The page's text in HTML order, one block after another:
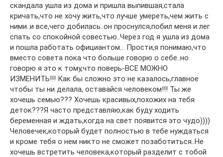
скандала ушла из дома и пришла выпившая,стала
кричать,что не хочу жить,что лучше умереть,чем жить с
ними..и все,чего добилась..он проснулся,побил меня и лег
спать со спокойной совестью..Через год я ушла из дома
и пошла работать официантом… Прости,я понимаю,что
вместо совета пока что больше говорю о себе..но
говорю я это к тому,что поверь-ВСЕ МОЖНО
ИЗМЕНИТЬ!!! Как бы сложно это не казалось,главное
чтобы ты ни делала, оставайся человеком!!! Ты же
хочешь семью??? Хочешь красивых,похожих на тебя
деток???Я часто представляю,как буду ходить
беременная и ждать,когда на свет появится это чудо))))
Человечек,который будет полностью в тебе нуждаться
и кроме тебя о нем никто не сможет позаботиться..Не
хочешь встретить человека,который разделит с тобой